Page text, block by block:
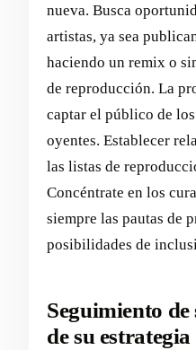
nueva. Busca
artistas, ya sea
haciendo un remix o
de reproducción. La
captar el público de
oyentes. Establecer
las listas de
Concéntrate en los
siempre las pautas de
posibilidades de
Seguimiento
de su estrategia